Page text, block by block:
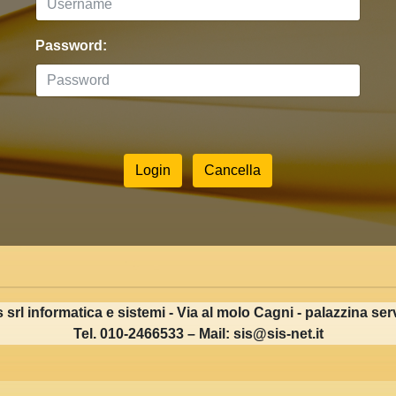
Password:
Login
srl informatica e sistemi - Via al molo Cagni - palazzina
Tel. 010-2466533 – Mail: sis@sis-net.it